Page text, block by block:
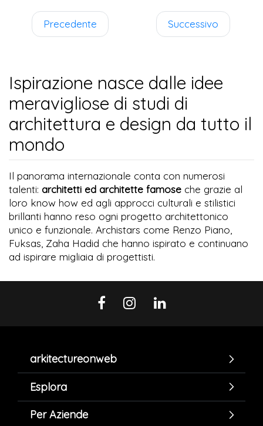
Precedente Successivo
Ispirazione nasce dalle idee
meravigliose di studi di
architettura e design da tutto il
mondo
Il panorama internazionale conta con numerosi
talenti: architetti ed architette famose che grazie al
loro know how ed agli approcci culturali e stilistici
brillanti hanno reso ogni progetto architettonico
unico e funzionale. Archistars come Renzo Piano,
Fuksas, Zaha Hadid che hanno ispirato e continuano
ad ispirare migliaia di progettisti.
arkitectureonweb
Esplora
Per Aziende